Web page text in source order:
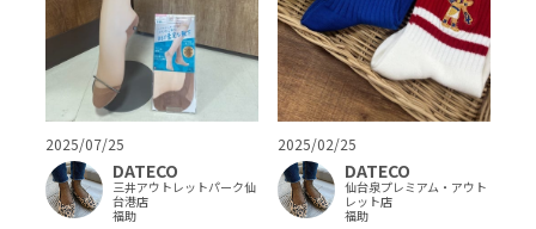
2025/07/25
DATECO
三井アウトレットパーク仙
台港店
福助
2025/02/25
DATECO
仙台泉プレミアム・アウト
レット店
福助